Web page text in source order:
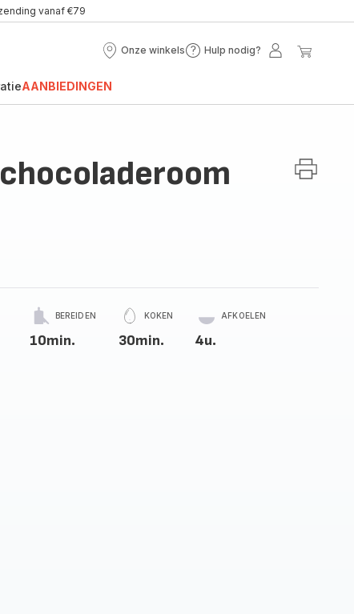
vanaf €79
Onze winkels
Onze
Hulp nodig?
Hulp
Mijn
AANBIEDINGEN
BEREIDEN
10min.
KOKEN
30min.
AFKOELEN
4u.